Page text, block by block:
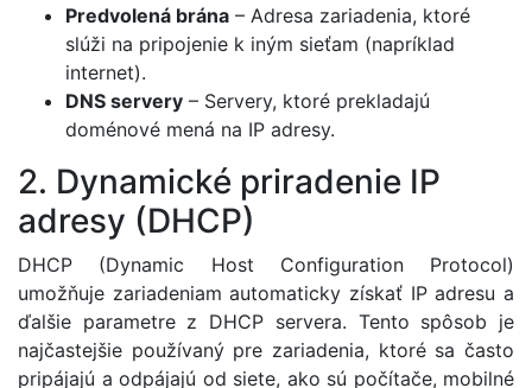
Predvolená brána – Adresa zariadenia, ktoré
slúži na pripojenie k iným sieťam (napríklad
internet).
DNS servery – Servery, ktoré prekladajú
doménové mená na IP adresy.
2. Dynamické priradenie IP
adresy (DHCP)
DHCP (Dynamic Host Configuration Protocol)
umožňuje zariadeniam automaticky získať IP adresu a
ďalšie parametre z DHCP servera. Tento spôsob je
najčastejšie používaný pre zariadenia, ktoré sa často
pripájajú a odpájajú od siete, ako sú počítače, mobilné